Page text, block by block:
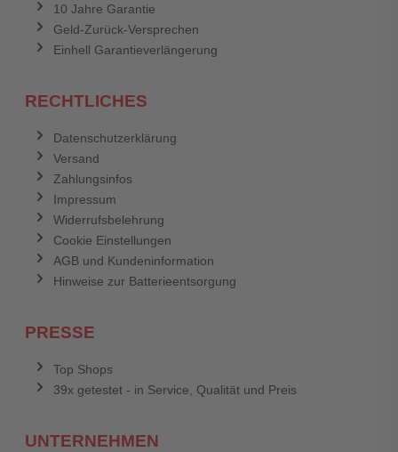
10 Jahre Garantie
Geld-Zurück-Versprechen
Einhell Garantieverlängerung
RECHTLICHES
Datenschutzerklärung
Versand
Zahlungsinfos
Impressum
Widerrufsbelehrung
Cookie Einstellungen
AGB und Kundeninformation
Hinweise zur Batterieentsorgung
PRESSE
Top Shops
39x getestet - in Service, Qualität und Preis
UNTERNEHMEN